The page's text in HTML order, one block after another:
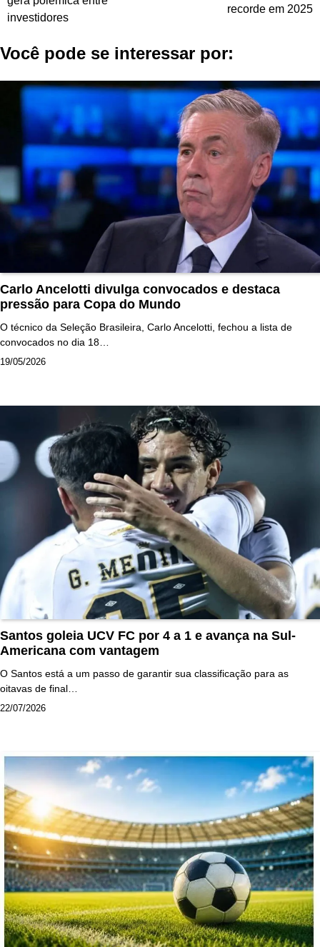
Post
investidores
recorde em 2025
Você pode se interessar por:
Carlo Ancelotti divulga convocados e destaca
pressão para Copa do Mundo
O técnico da Seleção Brasileira, Carlo Ancelotti, fechou a lista de
convocados no dia 18…
19/05/2026
Santos goleia UCV FC por 4 a 1 e avança na Sul-
Americana com vantagem
O Santos está a um passo de garantir sua classificação para as
oitavas de final…
22/07/2026